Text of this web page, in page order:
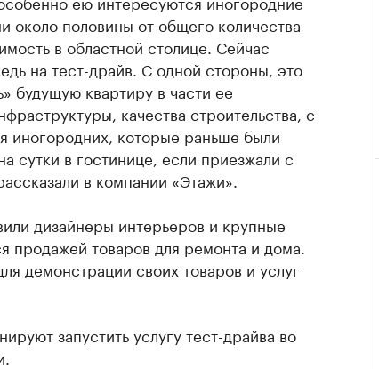
около половины от общего количества
в областной столице. Сейчас
на тест-драйв. С одной стороны, это
будущую квартиру в части ее
качества строительства, с
иногородних, которые раньше были
сутки в гостинице, если приезжали с
в компании «Этажи».
дизайнеры интерьеров и крупные
продажей товаров для ремонта и дома.
демонстрации своих товаров и услуг
запустить услугу тест-драйва во